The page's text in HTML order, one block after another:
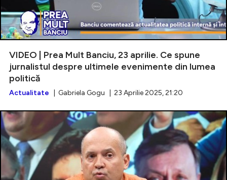
VIDEO | Prea Mult Banciu, 23 aprilie. Ce spune
jurnalistul despre ultimele evenimente din lumea
politică
Actualitate | Gabriela Gogu | 23 Aprilie 2025, 21:20